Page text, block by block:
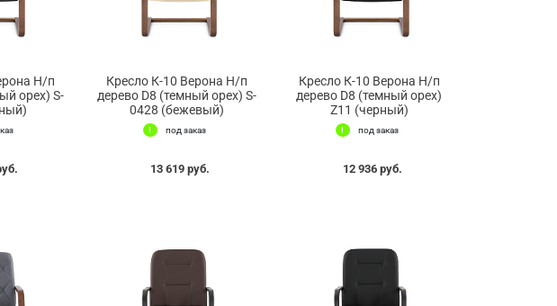
Н/п
орех) S-
Кресло К-10 Верона Н/п
дерево D8 (темный орех) S-
0428 (бежевый)
под заказ
13 619 руб.
Кресло К-10 Верона Н/п
дерево D8 (темный орех)
Z11 (черный)
под заказ
12 936 руб.